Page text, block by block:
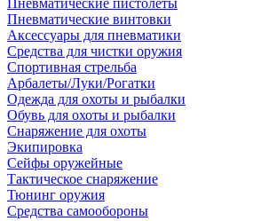
Пневматические пистолеты
Пневматические винтовки
Аксессуары для пневматики
Средства для чистки оружия
Спортивная стрельба
Арбалеты/Луки/Рогатки
Одежда для охоты и рыбалки
Обувь для охоты и рыбалки
Снаряжение для охоты
Экипировка
Сейфы оружейные
Тактическое снаряжение
Тюнинг оружия
Средства самообороны